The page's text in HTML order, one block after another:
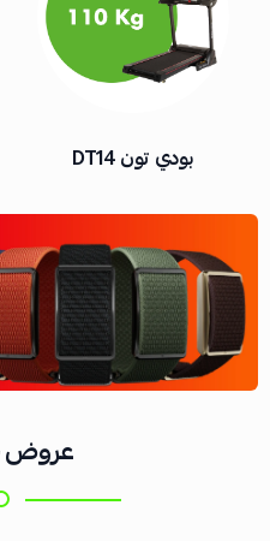
شوين 510 T
عروض